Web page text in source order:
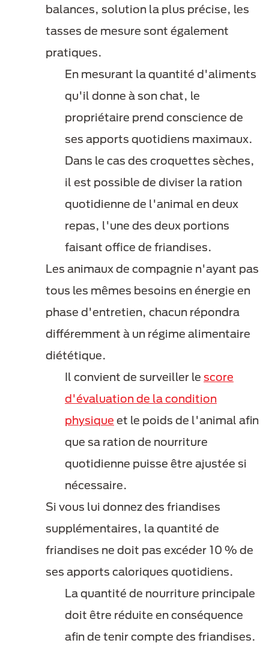
balances, solution la plus précise, les
tasses de mesure sont également
pratiques.
En mesurant la quantité d'aliments
qu'il donne à son chat, le
propriétaire prend conscience de
ses apports quotidiens maximaux.
Dans le cas des croquettes sèches,
il est possible de diviser la ration
quotidienne de l'animal en deux
repas, l'une des deux portions
faisant office de friandises.
Les animaux de compagnie n'ayant pas
tous les mêmes besoins en énergie en
phase d'entretien, chacun répondra
différemment à un régime alimentaire
diététique.
Il convient de surveiller le score
d'évaluation de la condition
physique et le poids de l'animal afin
que sa ration de nourriture
quotidienne puisse être ajustée si
nécessaire.
Si vous lui donnez des friandises
supplémentaires, la quantité de
friandises ne doit pas excéder 10 % de
ses apports caloriques quotidiens.
La quantité de nourriture principale
doit être réduite en conséquence
afin de tenir compte des friandises.